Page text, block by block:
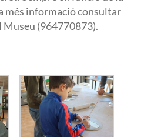
més informació consultar
Museu (964770873).